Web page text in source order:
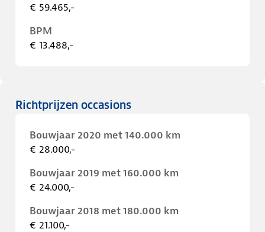
€ 59.465,-
BPM
€ 13.488,-
Richtprijzen occasions
Bouwjaar 2020 met 140.000 km
€ 28.000,-
Bouwjaar 2019 met 160.000 km
€ 24.000,-
Bouwjaar 2018 met 180.000 km
€ 21.100,-